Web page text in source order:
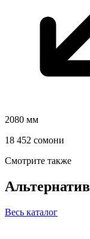
2080 мм
18 452 сомони
Смотрите также
Весь каталог